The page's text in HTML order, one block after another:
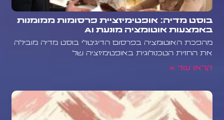
בוסט מדיה: אופטימיזציית פרסומות ממומנות
באמצעות אוטומציה מונעת AI
מהפכת האוטומציה בפרסום הדיגיטלי בוסט מדיה מובילה
את החזית הטכנולוגית באופטימיזציה של
קראו עוד »